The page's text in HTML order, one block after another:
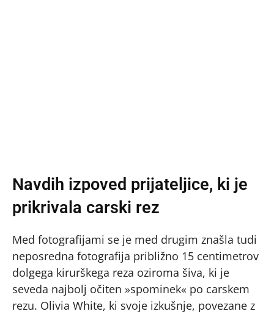
Navdih izpoved prijateljice, ki je
prikrivala carski rez
Med fotografijami se je med drugim znašla tudi
neposredna fotografija približno 15 centimetrov
dolgega kirurškega reza oziroma šiva, ki je
seveda najbolj očiten »spominek« po carskem
rezu. Olivia White, ki svoje izkušnje, povezane z